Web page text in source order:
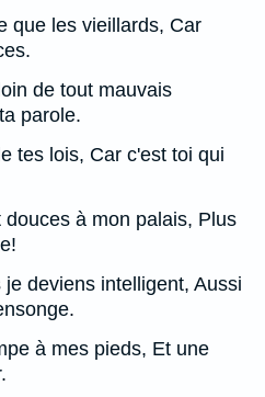
que les vieillards, Car
de tout mauvais
parole.
tes lois, Car c'est toi qui
à mon palais, Plus
deviens intelligent, Aussi
à mes pieds, Et une